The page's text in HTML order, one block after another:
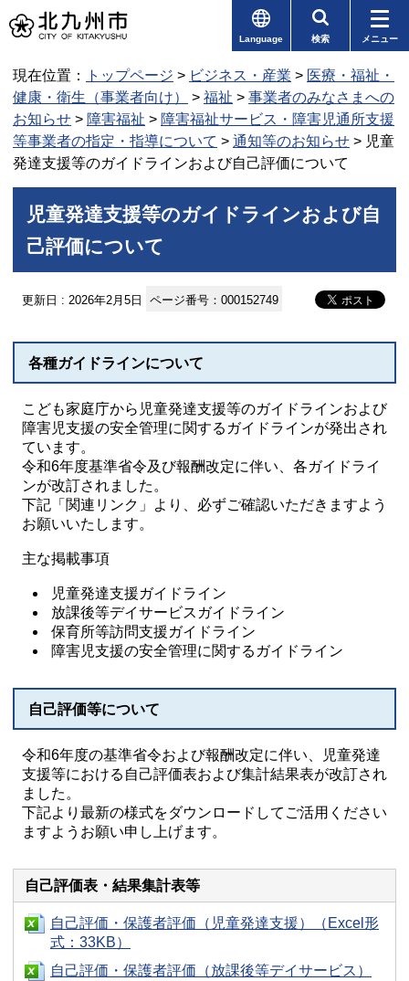
Language 検索 メニュー
現在位置： トップページ > ビジネス・産業 > 医療・福祉・
健康・衛生（事業者向け）
> 福祉 > 事業者のみなさまへの
お知らせ > 障害福祉 > 障害福祉サービス・障害児通所支援
等事業者の指定・指導について > 通知等のお知らせ > 児童
発達支援等のガイドラインおよび自己評価について
児童発達支援等のガイドラインおよび自
己評価について
更新日 : 2026年2月5日 ページ番号：000152749
各種ガイドラインについて
こども家庭庁から児童発達支援等のガイドラインおよび
障害児支援の安全管理に関するガイドラインが発出され
ています。
令和6年度基準省令及び報酬改定に伴い、各ガイドライ
ンが改訂されました。
下記「関連リンク」より、必ずご確認いただきますよう
お願いいたします。
主な掲載事項
児童発達支援ガイドライン
放課後等デイサービスガイドライン
保育所等訪問支援ガイドライン
障害児支援の安全管理に関するガイドライン
自己評価等について
令和6年度の基準省令および報酬改定に伴い、児童発達
支援等における自己評価表および集計結果表が改訂され
ました。
下記より最新の様式をダウンロードしてご活用ください
ますようお願い申し上げます。
自己評価表・結果集計表等
自己評価・保護者評価（児童発達支援）（Excel形
式：33KB）
自己評価・保護者評価（放課後等デイサービス）